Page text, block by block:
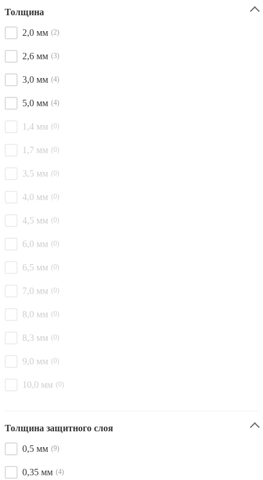
Толщина
2,0 мм (2)
2,6 мм (3)
3,0 мм (4)
5,0 мм (4)
1,4 мм (0)
1,7 мм (0)
3,5 мм (0)
4,0 мм (0)
4,5 мм (0)
6,0 мм (0)
6,5 мм (0)
7,0 мм (0)
8,0 мм (0)
8,3 мм (0)
9,0 мм (0)
10,0 мм (0)
Толщина защитного слоя
0,5 мм (9)
0,35 мм (4)